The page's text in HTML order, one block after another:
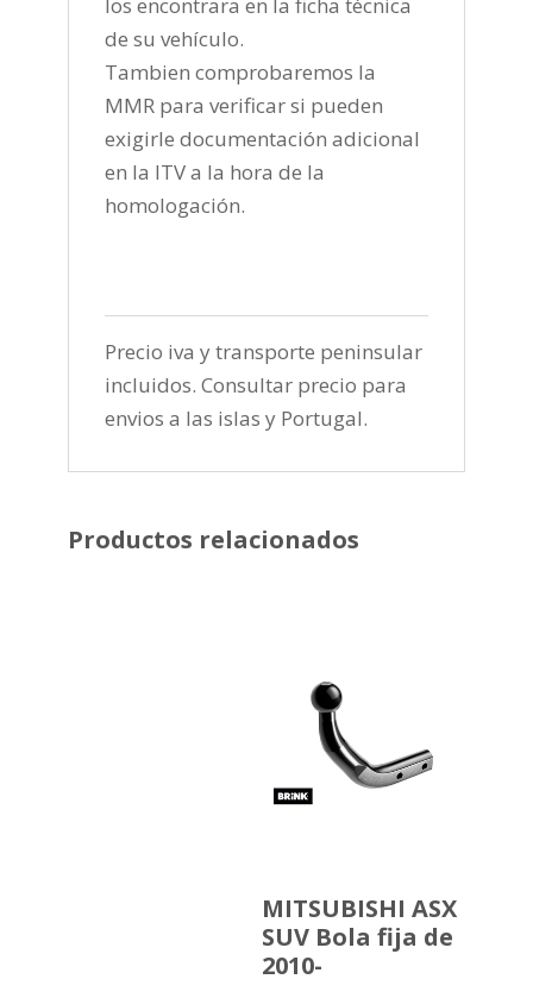
los encontrara en la ficha técnica
de su vehículo.
Tambien comprobaremos la
MMR para verificar si pueden
exigirle documentación adicional
en la ITV a la hora de la
homologación.
Precio iva y transporte peninsular
incluidos. Consultar precio para
envios a las islas y Portugal.
Productos relacionados
MITSUBISHI ASX
SUV Bola fija de
2010-